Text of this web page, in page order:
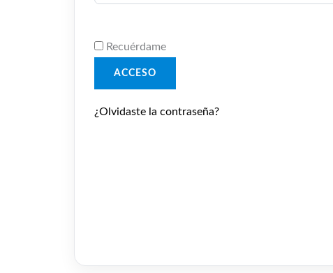
Recuérdame
ACCESO
¿Olvidaste la contraseña?